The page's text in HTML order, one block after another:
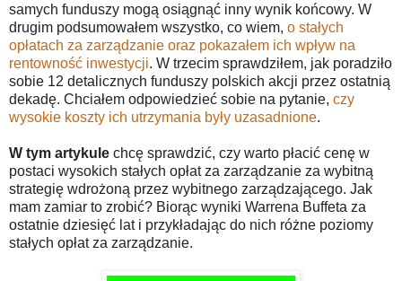
samych funduszy mogą osiągnąć inny wynik końcowy. W
drugim podsumowałem wszystko, co wiem, o stałych
opłatach za zarządzanie oraz pokazałem ich wpływ na
rentowność inwestycji. W trzecim sprawdziłem, jak poradziło
sobie 12 detalicznych funduszy polskich akcji przez ostatnią
dekadę. Chciałem odpowiedzieć sobie na pytanie, czy
wysokie koszty ich utrzymania były uzasadnione.
W tym artykule chcę sprawdzić, czy warto płacić cenę w
postaci wysokich stałych opłat za zarządzanie za wybitną
strategię wdrożoną przez wybitnego zarządzającego. Jak
mam zamiar to zrobić? Biorąc wyniki Warrena Buffeta za
ostatnie dziesięć lat i przykładając do nich różne poziomy
stałych opłat za zarządzanie.